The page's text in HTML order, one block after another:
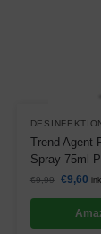
Trend Agent
Spray 75ml
€9,99 €9,60